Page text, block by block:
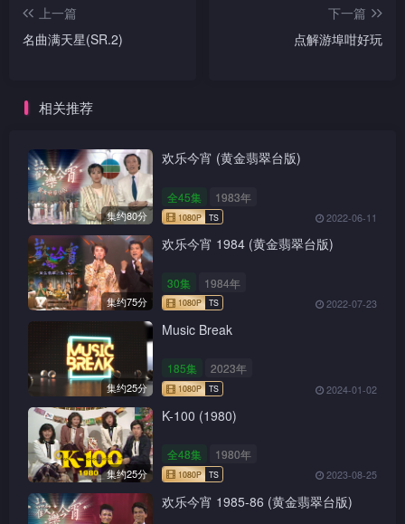
上一篇
名曲满天星(SR.2)
下一篇
点解游埠咁好玩
相关推荐
集约80分
欢乐今宵 (黄金翡翠台版)
全45集 1983年
2022-06-11
集约75分
欢乐今宵 1984 (黄金翡翠台版)
30集 1984年
2022-07-23
集约25分
Music Break
185集 2023年
2024-01-02
集约25分
K-100 (1980)
全48集 1980年
2023-08-25
欢乐今宵 1985-86 (黄金翡翠台版)